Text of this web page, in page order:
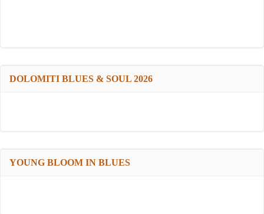
DOLOMITI BLUES & SOUL 2026
YOUNG BLOOM IN BLUES